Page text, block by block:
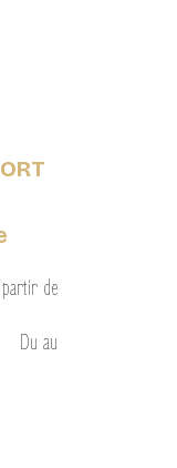
de
Du au